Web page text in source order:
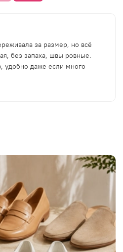
за размер, но всё
без запаха, швы ровные.
удобно даже если много